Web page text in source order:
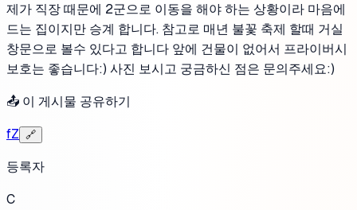
제가 직장 때문에 2군으로 이동을 해야 하는 상황이라 마음에
드는 집이지만 승계 합니다. 참고로 매년 불꽃 축제 할때 거실
창문으로 볼수 있다고 합니다 앞에 건물이 없어서 프라이버시
보호는 좋습니다:) 사진 보시고 궁금하신 점은 문의주세요:)
📤 이 게시물 공유하기
fZ 🔗
등록자
C